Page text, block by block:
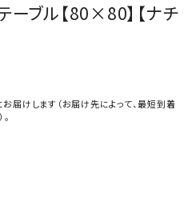
ーブル【80×80】【ナチ
けします（お届け先によって、最短到着